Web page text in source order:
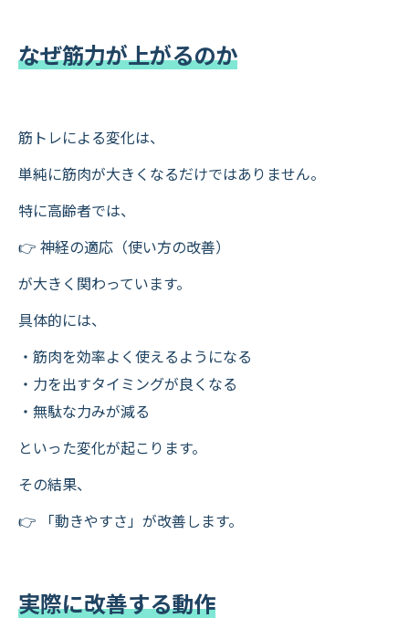
なぜ筋力が上がるのか
筋トレによる変化は、
単純に筋肉が大きくなるだけではありません。
特に高齢者では、
👉 神経の適応（使い方の改善）
が大きく関わっています。
具体的には、
・筋肉を効率よく使えるようになる
・力を出すタイミングが良くなる
・無駄な力みが減る
といった変化が起こります。
その結果、
👉 「動きやすさ」が改善します。
実際に改善する動作